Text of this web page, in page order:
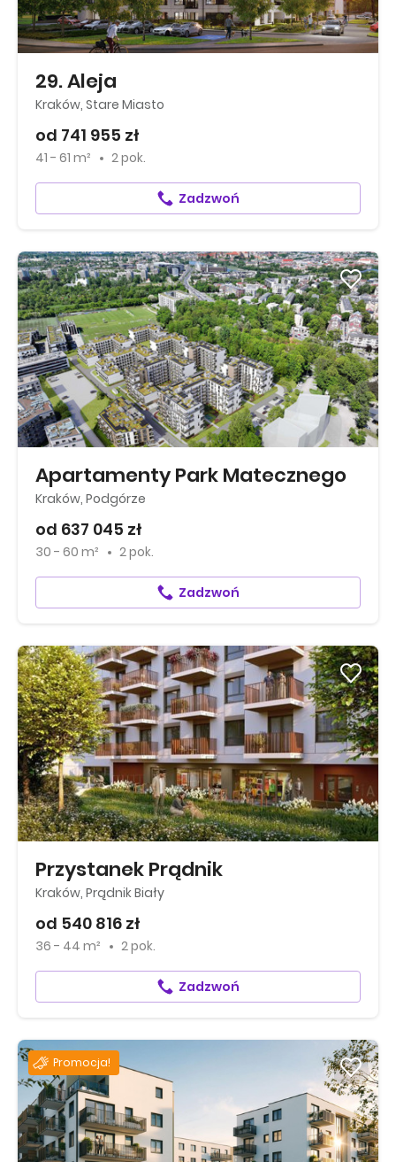
29. Aleja
Kraków, Stare Miasto
od 741 955 zł
41 - 61 m² 2 pok.
Zadzwoń
Apartamenty Park Matecznego
Kraków, Podgórze
od 637 045 zł
30 - 60 m² 2 pok.
Zadzwoń
Przystanek Prądnik
Kraków, Prądnik Biały
od 540 816 zł
36 - 44 m² 2 pok.
Zadzwoń
Promocja!